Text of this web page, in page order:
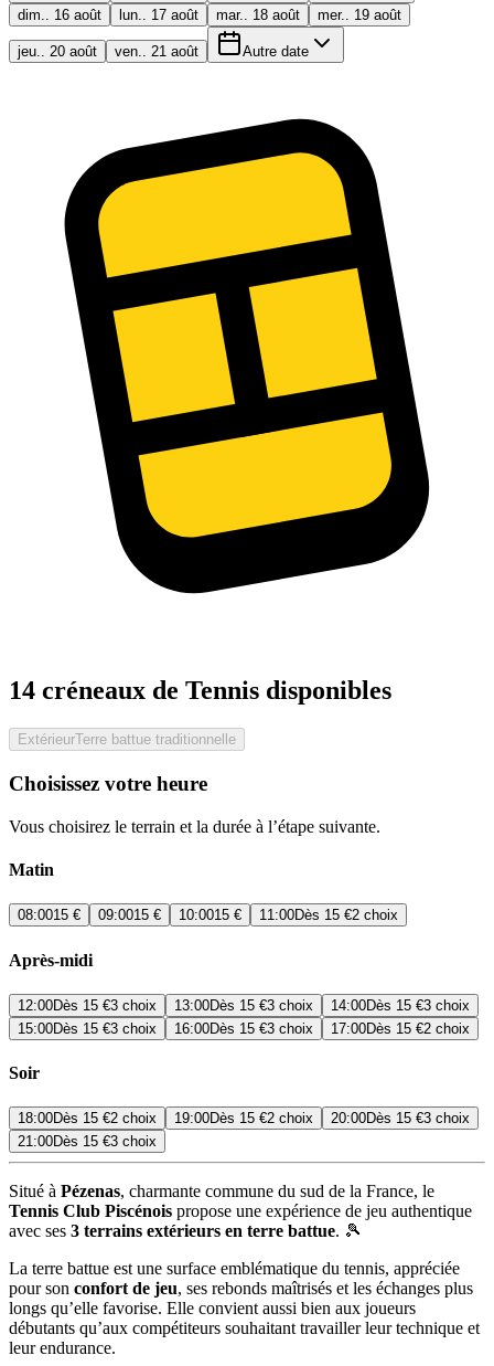
dim.. 16 août lun.. 17 août mar.. 18 août mer.. 19 août
jeu.. 20 août ven.. 21 août Autre date
14 créneaux de Tennis disponibles
ExtérieurTerre battue traditionnelle
Choisissez votre heure
Vous choisirez le terrain et la durée à l’étape suivante.
Matin
08:0015 € 09:0015 € 10:0015 € 11:00Dès 15 €2 choix
Après-midi
12:00Dès 15 €3 choix 13:00Dès 15 €3 choix 14:00Dès 15 €3 choix
15:00Dès 15 €3 choix 16:00Dès 15 €3 choix 17:00Dès 15 €2 choix
Soir
18:00Dès 15 €2 choix 19:00Dès 15 €2 choix 20:00Dès 15 €3 choix
21:00Dès 15 €3 choix
Situé à Pézenas, charmante commune du sud de la France, le
Tennis Club Piscénois propose une expérience de jeu authentique
avec ses 3 terrains extérieurs en terre battue. 🎾
La terre battue est une surface emblématique du tennis, appréciée
pour son confort de jeu, ses rebonds maîtrisés et les échanges plus
longs qu’elle favorise. Elle convient aussi bien aux joueurs
débutants qu’aux compétiteurs souhaitant travailler leur technique et
leur endurance.